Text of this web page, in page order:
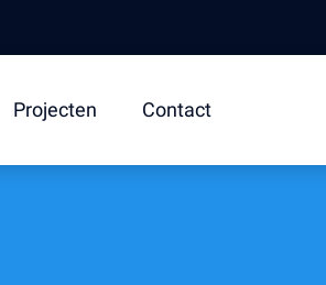
Projecten Contact